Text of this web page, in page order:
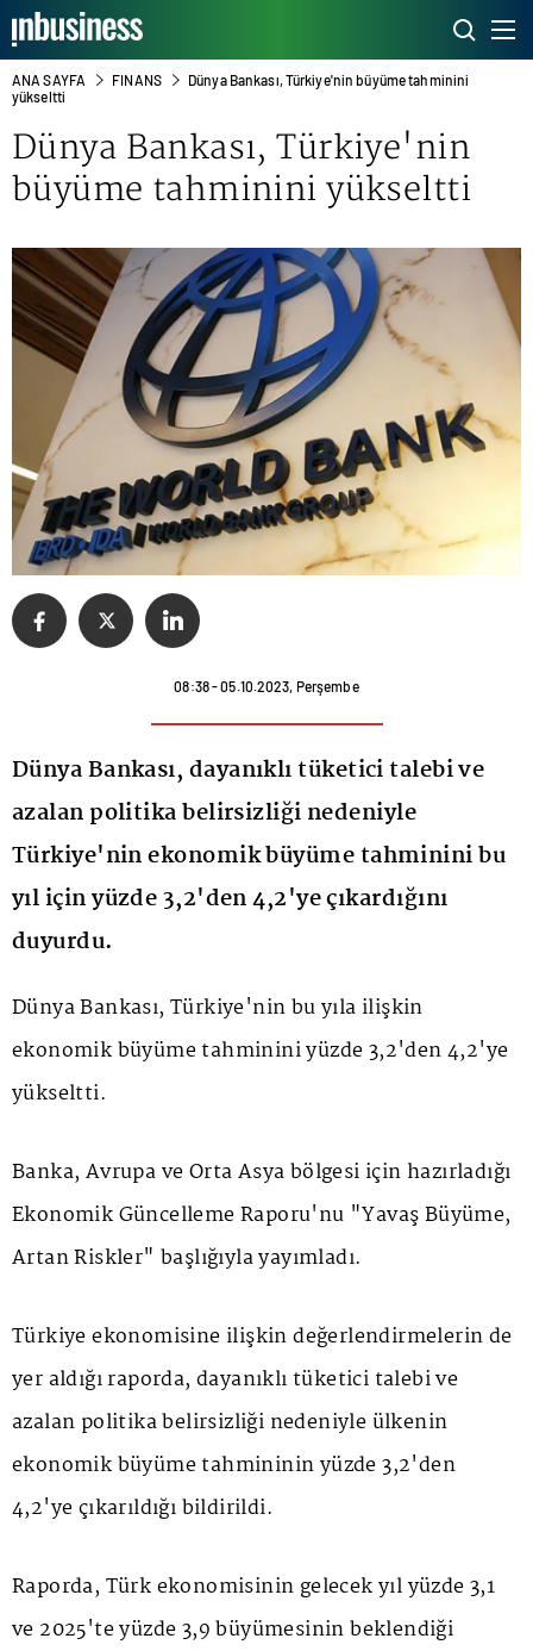
ANA SAYFA FINANS
Dünya Bankası, Türkiye'nin büyüme tahminini
yükseltti
Dünya Bankası, Türkiye'nin
büyüme tahminini yükseltti
08:38 - 05.10.2023, Perşembe
Dünya Bankası, dayanıklı tüketici talebi ve
azalan politika belirsizliği nedeniyle
Türkiye'nin ekonomik büyüme tahminini bu
yıl için yüzde 3,2'den 4,2'ye çıkardığını
duyurdu.
Dünya Bankası, Türkiye'nin bu yıla ilişkin
ekonomik büyüme tahminini yüzde 3,2'den 4,2'ye
yükseltti.
Banka, Avrupa ve Orta Asya bölgesi için hazırladığı
Ekonomik Güncelleme Raporu'nu "Yavaş Büyüme,
Artan Riskler" başlığıyla yayımladı.
Türkiye ekonomisine ilişkin değerlendirmelerin de
yer aldığı raporda, dayanıklı tüketici talebi ve
azalan politika belirsizliği nedeniyle ülkenin
ekonomik büyüme tahmininin yüzde 3,2'den
4,2'ye çıkarıldığı bildirildi.
Raporda, Türk ekonomisinin gelecek yıl yüzde 3,1
ve 2025'te yüzde 3,9 büyümesinin beklendiği